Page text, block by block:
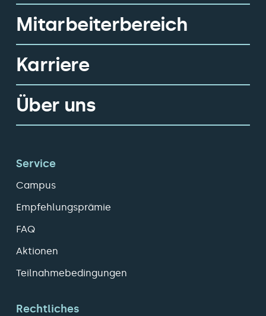
Mitarbeiterbereich
Karriere
Über uns
Service
Campus
Empfehlungsprämie
FAQ
Aktionen
Teilnahmebedingungen
Rechtliches